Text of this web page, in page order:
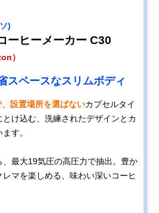
)
ーヒーメーカー C30
）
スペースなスリムボディ
設置場所を選ばないカプセルタイ
け込む、洗練されたデザインとカ
す。
最大19気圧の高圧力で抽出。豊か
マを楽しめる、味わい深いコーヒ